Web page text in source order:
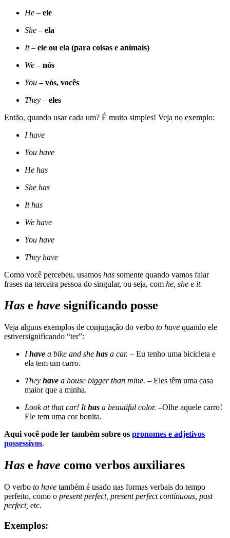
He – ele
She – ela
It– ele ou ela (para coisas e animais)
We – nós
You – vós, vocês
They – eles
Então, quando usar cada um? É muito simples! Veja no exemplo:
I have
You have
He has
She has
It has
We have
You have
They have
Como você percebeu, usamos has somente quando vamos falar
frases na terceira pessoa do singular, ou seja, com he, she e it.
Has e have significando posse
Veja alguns exemplos de conjugação do verbo to have quando ele
estiversignificando “ter”:
Ihave a bike and she has a car. – Eu tenho uma bicicleta e
ela tem um carro.
They have a house bigger than mine. – Eles têm uma casa
maior que a minha.
Look at that car! Ithas a beautiful color. –Olhe aquele carro!
Ele tem uma cor bonita.
Aqui você pode ler também sobre os pronomes e adjetivos
possessivos.
Has e have como verbos auxiliares
O verbo to have também é usado nas formas verbais do tempo
perfeito, como o present perfect, present perfect continuous, past
perfect, etc.
Exemplos: